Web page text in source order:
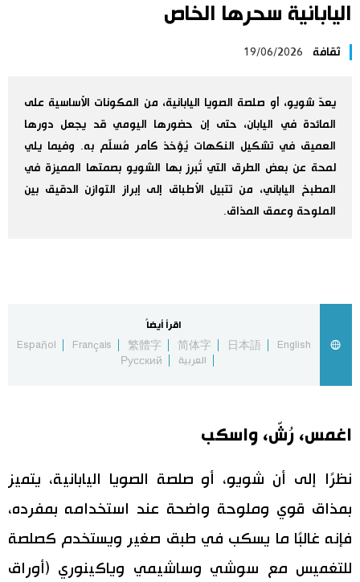
صور
لايف ستايل
طوكيو
الأكثر تفاعلا
اليابانية سحرها الخاص
ثقافة 19/06/2026
يعدّ شويو، أو صلصة الصويا اليابانية، من المكونات الأساسية على
المائدة في اليابان، حتى إن حضورها اليومي قد يجعل دورها
العميق في تشكيل النكهات يُؤخذ كأمر مُسلَّم به. وفيما يلي
لمحة عن بعض الطرق التي تُبرز بها الشويو بصمتها المميزة في
المطبخ الياباني، من تتبيل الأطباق إلى إبراز التوازن الدقيق بين
الملوحة وعمق المذاق.
اقرأ أيضاً
English
日本語
简体字
繁體字
Français
Español
العربية
Русский
اغمس، رُشّ، واسكب
نظرًا إلى أن شويو، أو صلصة الصويا اليابانية، يتميز
بمذاق قوي وملوحة واضحة عند استخدامه بمفرده،
فإنه غالبًا ما يسكب في طبق صغير ويستخدم كصلصة
للتغميس مع سوشي وساشيمي وياكينوري (أوراق